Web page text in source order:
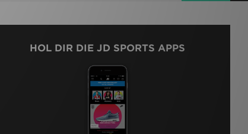
HOL DIR DIE JD SPORTS APPS